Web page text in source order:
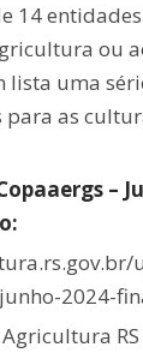
14
ou
uma
para as
–
2024-
RS